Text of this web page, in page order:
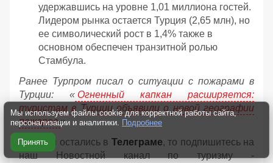
удержавшись на уровне 1,01 миллиона гостей.
Лидером рынка остается Турция (2,65 млн), но
ее символический рост в 1,4% также в
основном обеспечен транзитной ролью
Стамбула.
Ранее Турпром писал о ситуации с пожарами в
Турции: « Огненный капкан расширяется:
туристам в Турции объявили о новой географии
пожаров ».
Если вы остались в Телеграме, то подпишитесь на
наш Новостной канал по туризму -
Мы используем файлы cookie для корректной работы сайта,
персонализации и аналитики. Подробнее
Принять